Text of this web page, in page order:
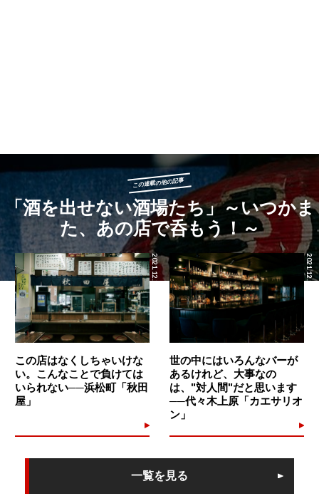
この連載の他の記事
「酒を出せない酒場たち」～いつかま
た、あの店で呑もう！～
2021.12.29
この店はなくしちゃいけな
い。こんなことで負けては
いられない──浜松町「秋田
屋」
2021.12.24
世の中にはいろんなバーが
あるけれど、大事なの
は、"対人間"だと思います
──代々木上原「カエサリオ
ン」
一覧を見る